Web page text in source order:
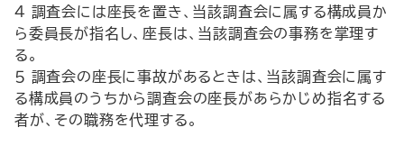
４ 調査会には座長を置き、当該調査会に属する構成員か
ら委員長が指名し、座長は、当該調査会の事務を掌理す
る。
５ 調査会の座長に事故があるときは、当該調査会に属す
る構成員のうちから調査会の座長があらかじめ指名する
者が、その職務を代理する。